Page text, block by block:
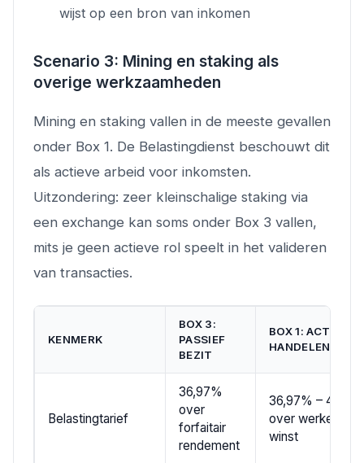
wijst op een bron van inkomen
Scenario 3: Mining en staking als
overige werkzaamheden
Mining en staking vallen in de meeste gevallen
onder Box 1. De Belastingdienst beschouwt dit
als actieve arbeid voor inkomsten.
Uitzondering: zeer kleinschalige staking via
een exchange kan soms onder Box 3 vallen,
mits je geen actieve rol speelt in het valideren
van transacties.
KENMERK
BOX 3:
PASSIEF
BEZIT
BOX 1: ACTIEF
HANDELEN/
Belastingtarief
36,97%
over
forfaitair
rendement
36,97% –
over werkelijke
winst